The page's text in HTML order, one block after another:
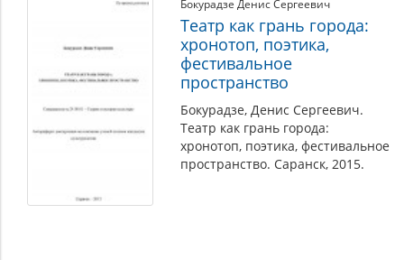
Бокурадзе Денис Сергеевич
Театр как грань города:
хронотоп, поэтика,
фестивальное
пространство
Бокурадзе, Денис Сергеевич.
Театр как грань города:
хронотоп, поэтика, фестивальное
пространство. Саранск, 2015.